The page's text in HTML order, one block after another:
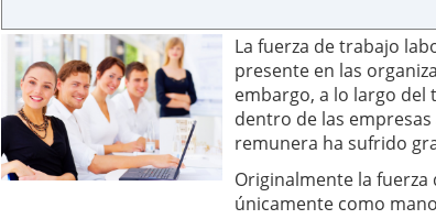
traders
en 2026
febrero
26, 2026
¿Cómo convertir el sueldo bruto a neto en
Cómo enfrentar la reforma de reducción
un software de control de asistencia
¿Cómo encontrar un seguro de auto
Cómo acabará el año la economía
La fuerza de trabajo
presente en las
embargo, a lo largo del
dentro de las
remunera ha sufrido
Originalmente la
únicamente como